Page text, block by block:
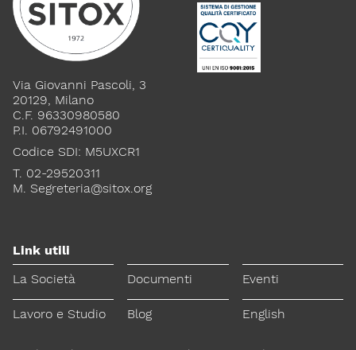
Via Giovanni Pascoli, 3
20129, Milano
C.F. 96330980580
P.I. 06792491000
Codice SDI: M5UXCR1
T. 02-29520311
M. Segreteria@sitox.org
Link utili
La Società
Documenti Eventi
Lavoro e Studio Blog English